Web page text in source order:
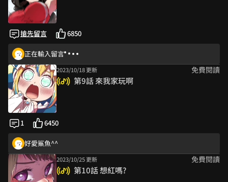
搶先留言 6850
正在輸入留言
2023/10/18 更新 免費閱讀
第9話 來我家玩啊
1 6450
好愛鯊魚^^
2023/10/25 更新 免費閱讀
第10話 想紅嗎?